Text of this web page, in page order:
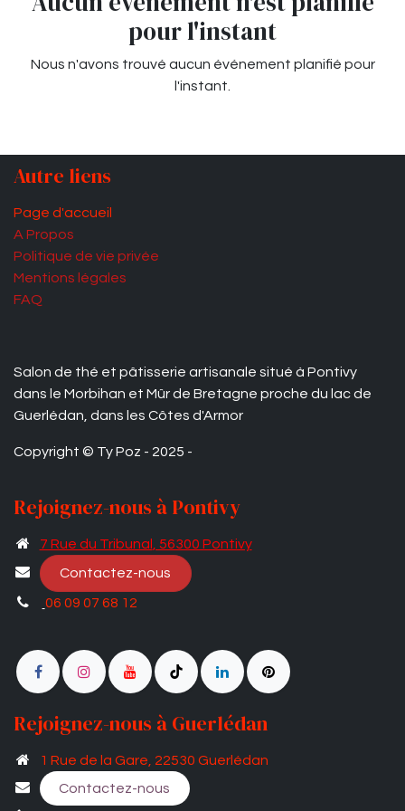
pour l'instant
Nous n'avons trouvé aucun événement planifié pour
l'instant.
Autre liens
Page d'accueil
A Propos
Politique de vie privée
Mentions légales
FAQ
Salon de thé et pâtisserie artisanale situé à Pontivy
dans le Morbihan et Mûr de Bretagne proche du lac de
Guerlédan, dans les Côtes d'Armor
Copyright © Ty Poz - 2025 -
Rejoignez-nous à Pontivy
7 Rue du Tribunal​ , 56300 Pontivy
Contactez-nous
06 09 07 68 12
Rejoignez-nous à Guerlédan
1 Rue de la Gare, 22530 Guerlédan
Contactez-nous